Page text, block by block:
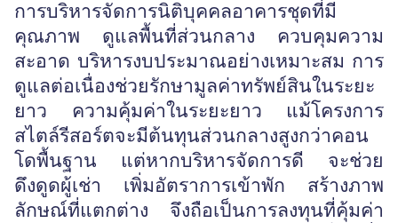
การบริหารจัดการนิติบุคคลอาคารชุดที่มี
คุณภาพ ดูแลพื้นที่ส่วนกลาง ควบคุมความ
สะอาด บริหารงบประมาณอย่างเหมาะสม การ
ดูแลต่อเนื่องช่วยรักษามูลค่าทรัพย์สินในระยะ
ยาว ความคุ้มค่าในระยะยาว แม้โครงการ
สไตล์รีสอร์ตจะมีต้นทุนส่วนกลางสูงกว่าคอน
โดพื้นฐาน แต่หากบริหารจัดการดี จะช่วย
ดึงดูดผู้เช่า เพิ่มอัตราการเข้าพัก สร้างภาพ
ลักษณ์ที่แตกต่าง จึงถือเป็นการลงทุนที่คุ้มค่า